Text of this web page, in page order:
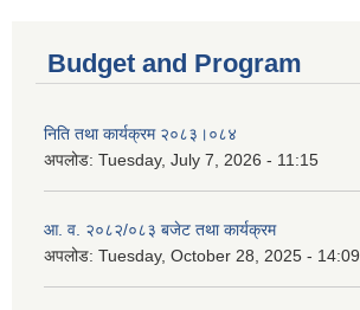
Budget and Program
निति तथा कार्यक्रम २०८३।०८४
अपलोड: Tuesday, July 7, 2026 - 11:15
आ. व. २०८२/०८३ बजेट तथा कार्यक्रम
अपलोड: Tuesday, October 28, 2025 - 14:09